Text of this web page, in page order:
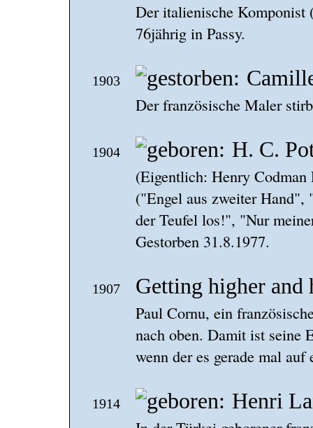
Der italienische
76jährig in Passy.
1903
Der französische Maler
1904 H. C.
(Eigentlich: Henry Codman
("Engel aus zweiter
der Teufel los!", "Nur
Gestorben 31.8.1977.
1907 Getting higher and
Paul Cornu, ein
nach oben. Damit ist seine
wenn der es gerade mal
1914 Henri